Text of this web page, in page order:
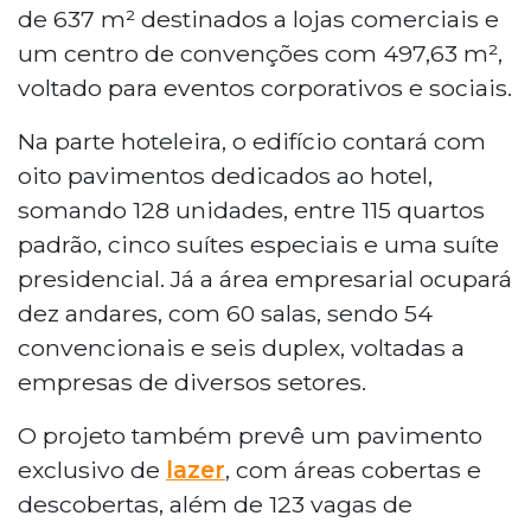
de 637 m² destinados a lojas comerciais e
um centro de convenções com 497,63 m²,
voltado para eventos corporativos e sociais.
Na parte hoteleira, o edifício contará com
oito pavimentos dedicados ao hotel,
somando 128 unidades, entre 115 quartos
padrão, cinco suítes especiais e uma suíte
presidencial. Já a área empresarial ocupará
dez andares, com 60 salas, sendo 54
convencionais e seis duplex, voltadas a
empresas de diversos setores.
O projeto também prevê um pavimento
exclusivo de lazer, com áreas cobertas e
descobertas, além de 123 vagas de